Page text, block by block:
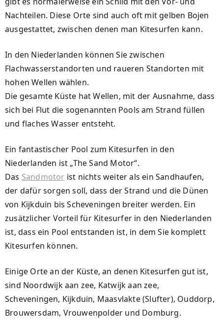
Nachteilen. Diese Orte sind auch oft mit gelben Bojen
ausgestattet, zwischen denen man Kitesurfen kann.
In den Niederlanden können Sie zwischen
Flachwasserstandorten und raueren Standorten mit
hohen Wellen wählen.
Die gesamte Küste hat Wellen, mit der Ausnahme, dass
sich bei Flut die sogenannten Pools am Strand füllen
und flaches Wasser entsteht.
Ein fantastischer Pool zum Kitesurfen in den
Niederlanden ist „The Sand Motor“.
Das Sandmotor ist nichts weiter als ein Sandhaufen,
der dafür sorgen soll, dass der Strand und die Dünen
von Kijkduin bis Scheveningen breiter werden. Ein
zusätzlicher Vorteil für Kitesurfer in den Niederlanden
ist, dass ein Pool entstanden ist, in dem Sie komplett
Kitesurfen können.
Einige Orte an der Küste, an denen Kitesurfen gut ist,
sind Noordwijk aan zee, Katwijk aan zee,
Scheveningen, Kijkduin, Maasvlakte (Slufter), Ouddorp,
Brouwersdam, Vrouwenpolder und Domburg.